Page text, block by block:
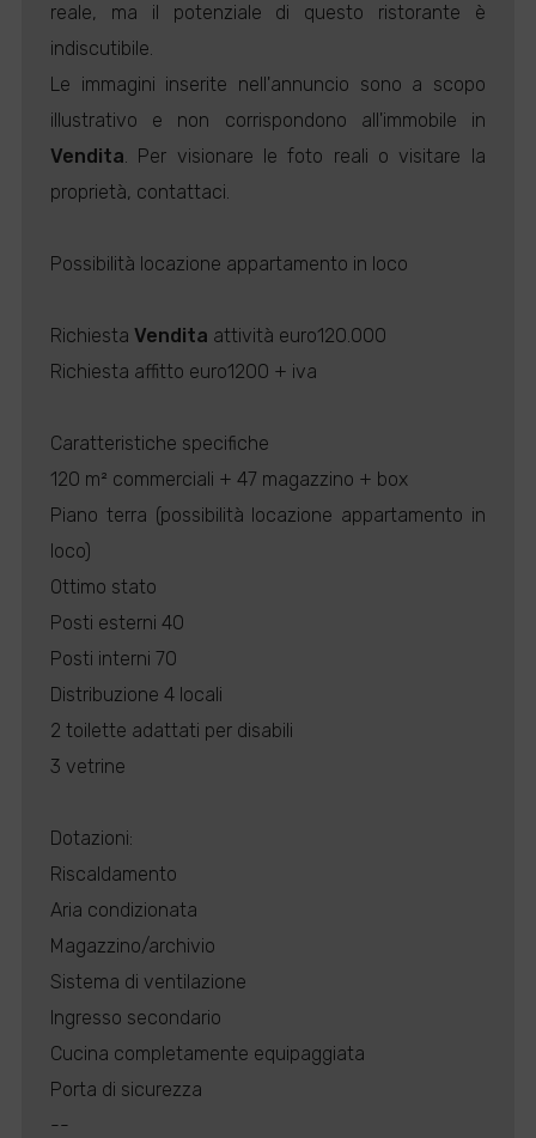
reale, ma il potenziale di questo ristorante è
indiscutibile.
Le immagini inserite nell'annuncio sono a scopo
illustrativo e non corrispondono all'immobile in
Vendita. Per visionare le foto reali o visitare la
proprietà, contattaci.
Possibilità locazione appartamento in loco
RichiestaVendita attività euro120.000
Richiesta affitto euro1200 + iva
Caratteristiche specifiche
120 m² commerciali + 47 magazzino + box
Piano terra (possibilità locazione appartamento in
loco)
Ottimo stato
Posti esterni 40
Posti interni 70
Distribuzione 4 locali
2 toilette adattati per disabili
3 vetrine
Dotazioni:
Riscaldamento
Aria condizionata
Magazzino/archivio
Sistema di ventilazione
Ingresso secondario
Cucina completamente equipaggiata
Porta di sicurezza
--